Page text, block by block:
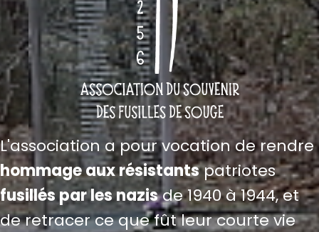
L'association a pour vocation de rendre
hommage aux résistantspatriotes
fusillés par les nazisde 1940 à 1944, et
de retracer ce que fût leur courte vie